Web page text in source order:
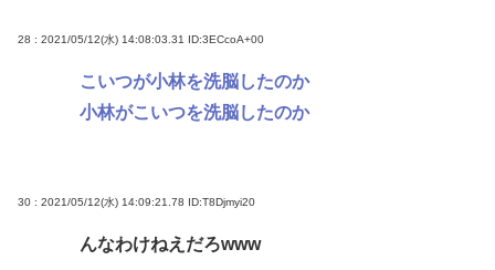
28 : 2021/05/12(水) 14:08:03.31 ID:3ECcoA+00
こいつが小林を洗脳したのか
小林がこいつを洗脳したのか
30 : 2021/05/12(水) 14:09:21.78 ID:T8Djmyi20
んなわけねえだろwww